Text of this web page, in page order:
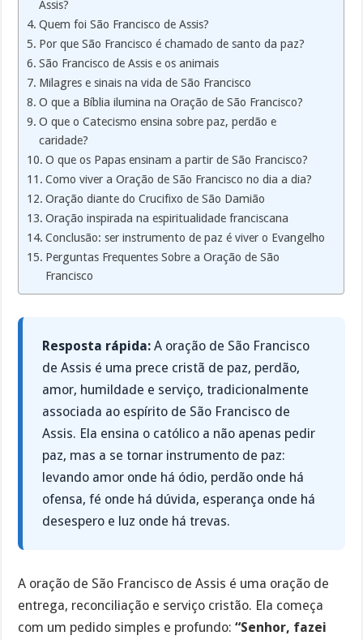
Assis?
Quem foi São Francisco de Assis?
Por que São Francisco é chamado de santo da paz?
São Francisco de Assis e os animais
Milagres e sinais na vida de São Francisco
O que a Bíblia ilumina na Oração de São Francisco?
O que o Catecismo ensina sobre paz, perdão e
caridade?
O que os Papas ensinam a partir de São Francisco?
Como viver a Oração de São Francisco no dia a dia?
Oração diante do Crucifixo de São Damião
Oração inspirada na espiritualidade franciscana
Conclusão: ser instrumento de paz é viver o Evangelho
Perguntas Frequentes Sobre a Oração de São
Francisco
Resposta rápida: A oração de São Francisco
de Assis é uma prece cristã de paz, perdão,
amor, humildade e serviço, tradicionalmente
associada ao espírito de São Francisco de
Assis. Ela ensina o católico a não apenas pedir
paz, mas a se tornar instrumento de paz:
levando amor onde há ódio, perdão onde há
ofensa, fé onde há dúvida, esperança onde há
desespero e luz onde há trevas.
A oração de São Francisco de Assis é uma oração de
entrega, reconciliação e serviço cristão. Ela começa
com um pedido simples e profundo:“Senhor, fazei